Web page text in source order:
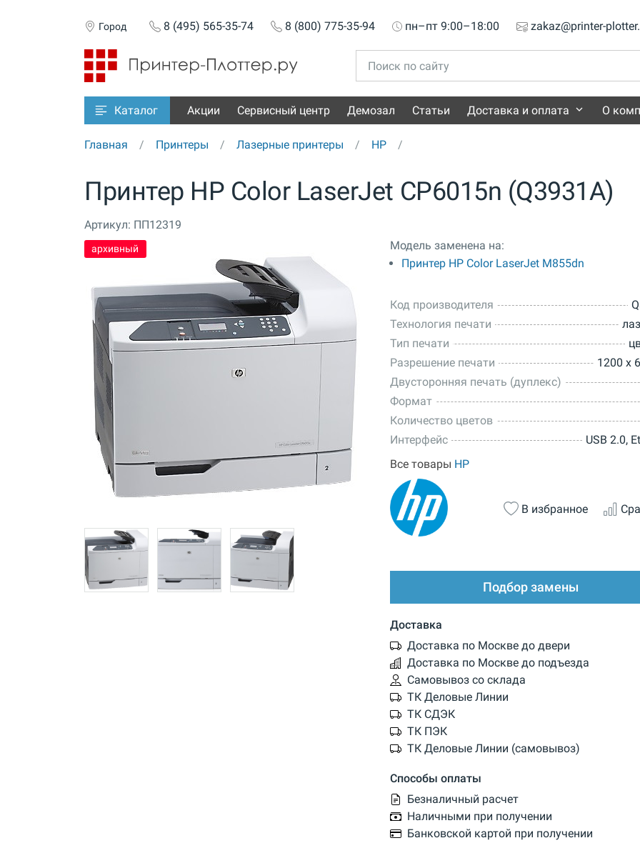
Город 8 (495) 565-35-74 8 (800) 775-35-94 пн–пт 9:00–18:00 zakaz@printer-
Каталог Акции Сервисный центр Демозал Статьи Доставка и оплата О
Главная Принтеры Лазерные принтеры HP
Принтер HP Color LaserJet CP6015n (Q3931A)
Артикул: ПП12319
архивный
Модель заменена на:
Принтер HP Color LaserJet M855dn
Код производителя
Технология печати
Тип печати
Разрешение печати
1200 x
Двусторонняя печать (дуплекс)
Формат
Количество цветов
Интерфейс
USB 2.0,
Все товары HP
В избранное
Подбор замены
Доставка
Доставка по Москве до двери
Доставка по Москве до подъезда
Самовывоз со склада
ТК Деловые Линии
ТК СДЭК
ТК ПЭК
ТК Деловые Линии (самовывоз)
Способы оплаты
Безналичный расчет
Наличными при получении
Банковской картой при получении